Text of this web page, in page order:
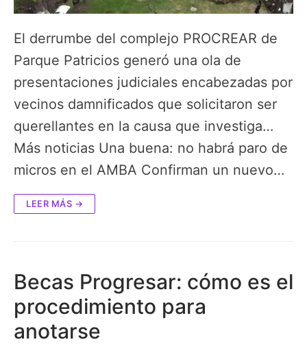
El derrumbe del complejo PROCREAR de
Parque Patricios generó una ola de
presentaciones judiciales encabezadas por
vecinos damnificados que solicitaron ser
querellantes en la causa que investiga…
Más noticias Una buena: no habrá paro de
micros en el AMBA Confirman un nuevo…
LEER MÁS →
Becas Progresar: cómo es el
procedimiento para
anotarse